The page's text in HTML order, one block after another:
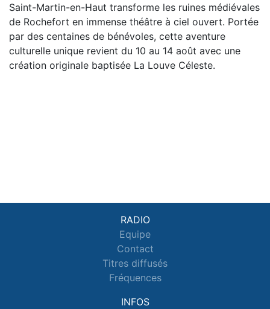
Saint-Martin-en-Haut transforme les ruines médiévales
de Rochefort en immense théâtre à ciel ouvert. Portée
par des centaines de bénévoles, cette aventure
culturelle unique revient du 10 au 14 août avec une
création originale baptisée La Louve Céleste.
RADIO
Equipe
Contact
Titres diffusés
Fréquences
INFOS